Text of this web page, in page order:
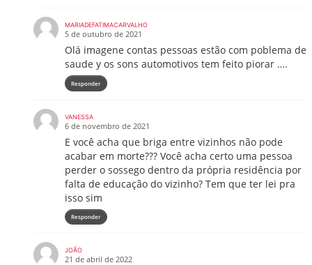
MARIADEFATIMACARVALHO
5 de outubro de 2021
Olá imagene contas pessoas estão com poblema de
saude y os sons automotivos tem feito piorar ….
Responder
VANESSA
6 de novembro de 2021
E você acha que briga entre vizinhos não pode
acabar em morte??? Você acha certo uma pessoa
perder o sossego dentro da própria residência por
falta de educação do vizinho? Tem que ter lei pra
isso sim
Responder
JOÃO
21 de abril de 2022